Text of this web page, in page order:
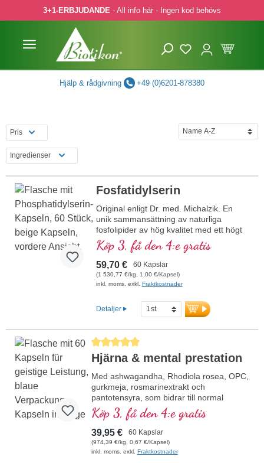
till huvudinnehåll
Hoppa till sökning
Hoppa till huvudnavigering
3+1-ERBJUDANDE - All info här - Ingen kod behövs
Hjälp & rådgivning +49 (0)6201-878380
Pris
Ingredienser
Fosfatidylserin
Original enligt Dr. med. Michalzik. En
unik sammansättning av naturliga
fosfolipider av hög kvalitet med ett högt
innehåll av värdefullt fosfatidylserin. Hög
renhet, det beprövade
fosfatidylserinprodukten sedan över 15
år
319 mg totalt fosfolipidinnehåll per
125 mg fosfatidylserin,
107,5 mg fosfatidylinositol,
44,5 mg fosfatidinsyra,
39,5 mg fosfatidyletanolaminer
Använd vår telefoniska kundservice. Din
hälsa ligger oss varmt om hjärtat.
Köp 3, få den 4:e gratis
59,70 € 60 Kapslar
(1 530,77 €/kg, 1,00 €/Kapsel)
inkl. moms. exkl. Fraktkostnader
Detaljer
Genomsnittligt betyg på 5 av 5 stjärnor
Hjärna & mental prestation
Med ashwagandha, Rhodiola rosea, OPC,
gurkmeja, rosmarinextrakt och
pantotensyra, som bidrar till normal
mental prestationsförmåga och deltar i
syntesen och omsättningen av vissa
neurotransmittorer. B-vitaminer bioaktiva!
Köp 3, få den 4:e gratis
39,95 € 60 Kapslar
(974,39 €/kg, 0,67 €/Kapsel)
inkl. moms. exkl. Fraktkostnader